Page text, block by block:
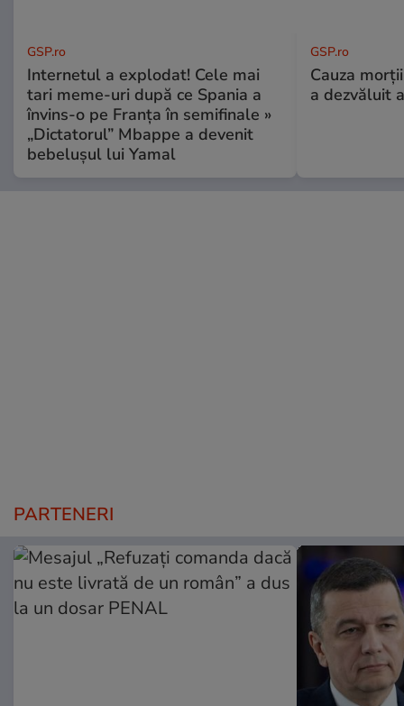
GSP.ro
Internetul a explodat! Cele mai
tari meme-uri după ce Spania a
învins-o pe Franța în semifinale »
„Dictatorul” Mbappe a devenit
bebelușul lui Yamal
GSP.ro
Cauza
a dezvăluit
PARTENERI